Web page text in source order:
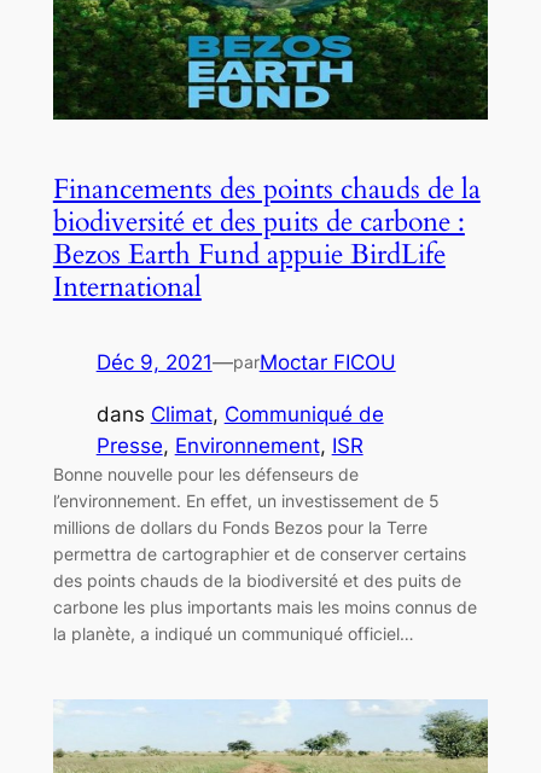
Financements des points chauds de la
biodiversité et des puits de carbone :
Bezos Earth Fund appuie BirdLife
International
Déc 9, 2021—parMoctar FICOU
dans Climat, Communiqué de
Presse, Environnement, ISR
Bonne nouvelle pour les défenseurs de
l’environnement. En effet, un investissement de 5
millions de dollars du Fonds Bezos pour la Terre
permettra de cartographier et de conserver certains
des points chauds de la biodiversité et des puits de
carbone les plus importants mais les moins connus de
la planète, a indiqué un communiqué officiel…